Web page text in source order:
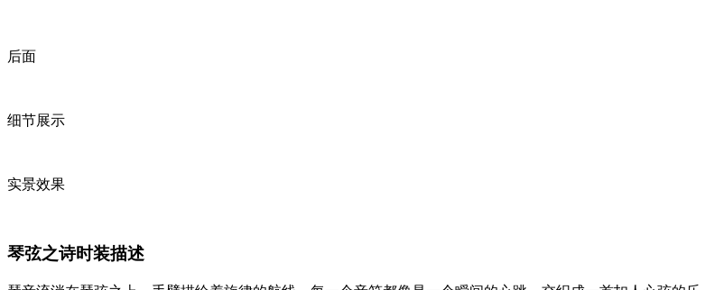
后面
细节展示
实景效果
琴弦之诗时装描述